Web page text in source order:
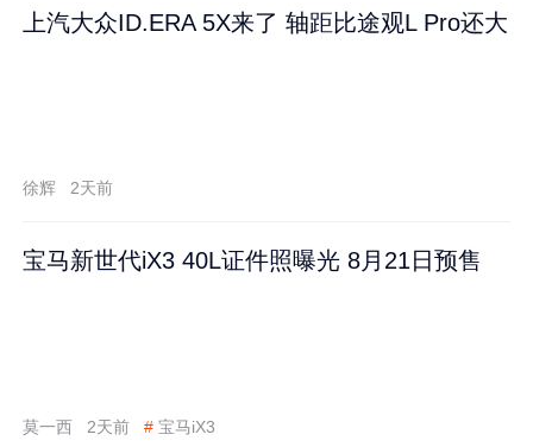
上汽大众ID.ERA 5X来了 轴距比途观L Pro还大
徐辉 2天前
宝马新世代iX3 40L证件照曝光 8月21日预售
莫一西 2天前 # 宝马iX3